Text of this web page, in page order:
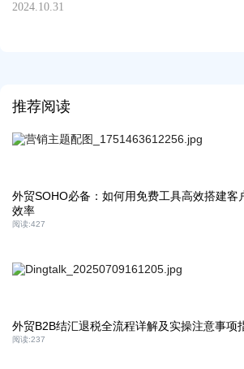
2024.10.31
推荐阅读
外贸SOHO必备：如何用免费工具高效搭建客
效率
阅读:427
外贸B2B结汇退税全流程详解及实操注意事项
阅读:237